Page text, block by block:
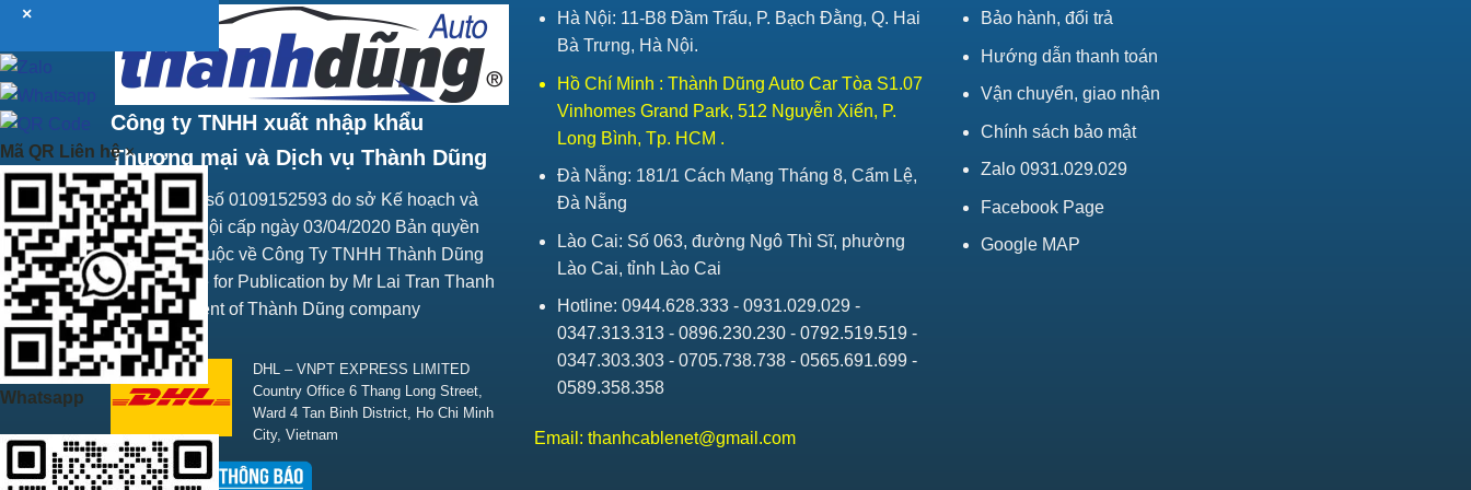
Công ty TNHH xuất nhập khẩu
Thương mại và Dịch vụ Thành Dũng
Giấy ĐKKD số 0109152593 do sở Kế hoạch và
Đầu tư Hà Nội cấp ngày 03/04/2020 Bản quyền
trang web thuộc về Công Ty TNHH Thành Dũng
Responsible for Publication by Mr Lai Tran Thanh
Vice President of Thành Dũng company
SHIPPING
DHL – VNPT EXPRESS LIMITED
Country Office 6 Thang Long Street,
Ward 4 Tan Binh District, Ho Chi Minh
City, Vietnam
Hà Nội: 11-B8 Đầm Trấu, P. Bạch Đằng, Q. Hai
Bà Trưng, Hà Nội.
Hồ Chí Minh : Thành Dũng Auto Car Tòa S1.07
Vinhomes Grand Park, 512 Nguyễn Xiển, P.
Long Bình, Tp. HCM .
Đà Nẵng: 181/1 Cách Mạng Tháng 8, Cẩm Lệ,
Đà Nẵng
Lào Cai: Số 063, đường Ngô Thì Sĩ, phường
Lào Cai, tỉnh Lào Cai
Hotline: 0944.628.333 - 0931.029.029 -
0347.313.313 - 0896.230.230 - 0792.519.519 -
0347.303.303 - 0705.738.738 - 0565.691.699 -
0589.358.358
Email: thanhcablenet@gmail.com
Bảo hành, đổi trả
Hướng dẫn thanh toán
Vận chuyển, giao nhận
Chính sách bảo mật
Zalo 0931.029.029
Facebook Page
Google MAP
×
Mã QR Liên hệ×
Whatsapp